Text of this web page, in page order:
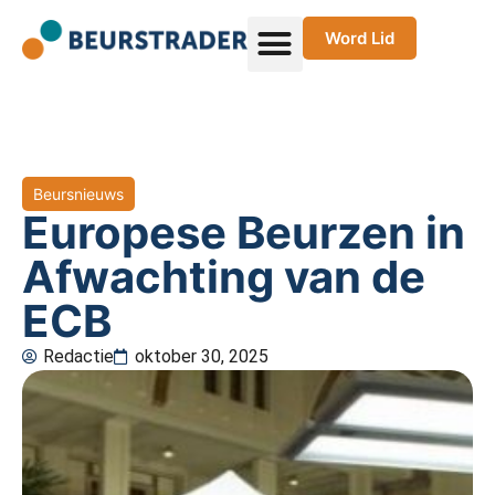
Word Lid
Beursnieuws
Europese Beurzen in
Afwachting van de
ECB
Redactie oktober 30, 2025